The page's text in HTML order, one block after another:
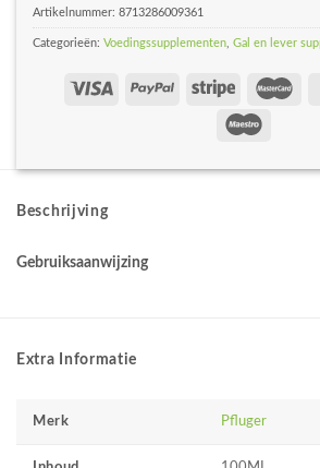
Artikelnummer: 8713286009361
Categorieën: Voedingssupplementen Gal en lever
Beschrijving
Gebruiksaanwijzing
Extra Informatie
Merk Pfluger